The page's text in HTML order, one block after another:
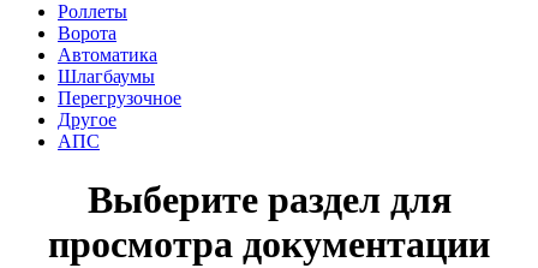
Роллеты
Ворота
Автоматика
Шлагбаумы
Перегрузочное
Другое
АПС
Выберите раздел для
просмотра документации